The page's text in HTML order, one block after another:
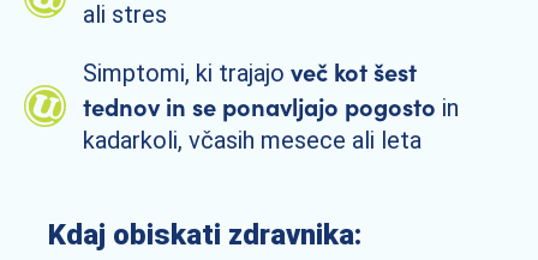
ali stres
Simptomi, ki trajajo več kot šest
tednov in se ponavljajo pogosto in
kadarkoli, včasih mesece ali leta
Kdaj obiskati zdravnika: